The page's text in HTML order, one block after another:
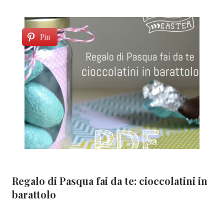
Pin
Regalo di Pasqua fai da te: cioccolatini in
barattolo